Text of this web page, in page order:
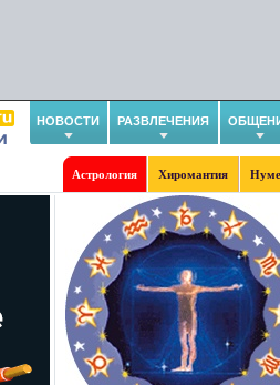
НОВОСТИ РАЗВЛЕЧЕНИЯ
Астрология Хиромантия